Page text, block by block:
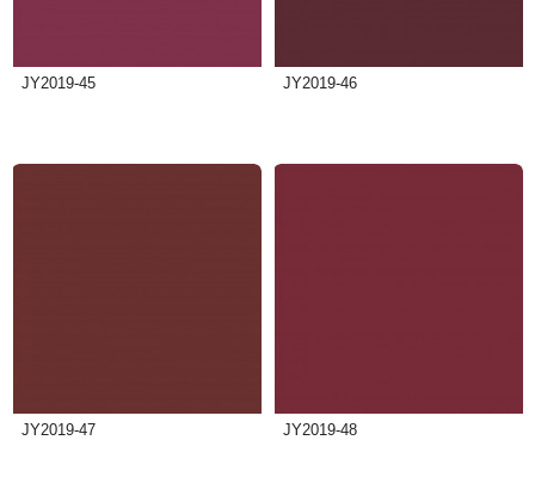
JY2019-45 JY2019-46
JY2019-47 JY2019-48